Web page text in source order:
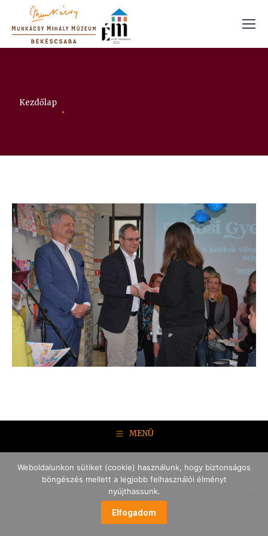
Itt vagy:
Kezdőlap
MENÜ
Weboldalunkon sütiket (cookie) használunk, hogy biztonságos
böngészés mellett a legjobb felhasználói élményt
nyújthassunk.
Elfogadom